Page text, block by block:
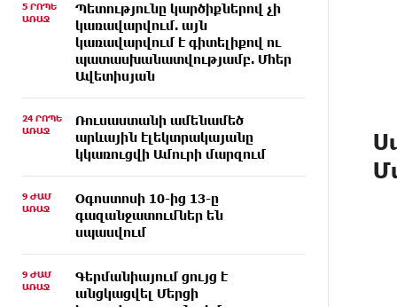
5 ՐՈՊԵ
ԱՌԱՋ
Պետությունը կարծիքներով չի
կառավարվում. այն
կառավարվում է գիտելիքով ու
պատասխանատվությամբ. Մհեր
Ավետիսյան
24 ՐՈՊԵ
ԱՌԱՋ
Ռուսաստանի ամենամեծ
արևային էլեկտրակայանը
կկառուցվի Ամուրի մարզում
9 ԺԱՄ
ԱՌԱՋ
Օգոստոսի 10-ից 13-ը
գազանջատումներ են
սպասվում
9 ԺԱՄ
ԱՌԱՋ
Գերմանիայում ցույց է
անցկացվել Մերցի